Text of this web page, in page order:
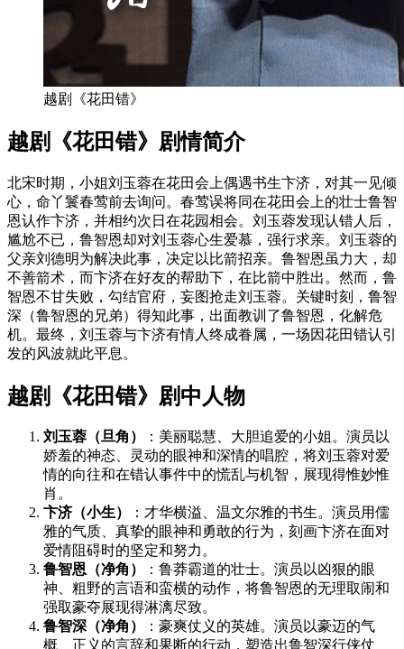
越剧《花田错》
越剧《花田错》剧情简介
北宋时期，小姐刘玉蓉在花田会上偶遇书生卞济，对其一见倾
心，命丫鬟春莺前去询问。春莺误将同在花田会上的壮士鲁智
恩认作卞济，并相约次日在花园相会。刘玉蓉发现认错人后，
尴尬不已，鲁智恩却对刘玉蓉心生爱慕，强行求亲。刘玉蓉的
父亲刘德明为解决此事，决定以比箭招亲。鲁智恩虽力大，却
不善箭术，而卞济在好友的帮助下，在比箭中胜出。然而，鲁
智恩不甘失败，勾结官府，妄图抢走刘玉蓉。关键时刻，鲁智
深（鲁智恩的兄弟）得知此事，出面教训了鲁智恩，化解危
机。最终，刘玉蓉与卞济有情人终成眷属，一场因花田错认引
发的风波就此平息。
越剧《花田错》剧中人物
刘玉蓉（旦角）
：美丽聪慧、大胆追爱的小姐。演员以
娇羞的神态、灵动的眼神和深情的唱腔，将刘玉蓉对爱
情的向往和在错认事件中的慌乱与机智，展现得惟妙惟
肖。
卞济（小生）
：才华横溢、温文尔雅的书生。演员用儒
雅的气质、真挚的眼神和勇敢的行为，刻画卞济在面对
爱情阻碍时的坚定和努力。
鲁智恩（净角）
：鲁莽霸道的壮士。演员以凶狠的眼
神、粗野的言语和蛮横的动作，将鲁智恩的无理取闹和
强取豪夺展现得淋漓尽致。
鲁智深（净角）
：豪爽仗义的英雄。演员以豪迈的气
概、正义的言辞和果断的行动，塑造出鲁智深行侠仗